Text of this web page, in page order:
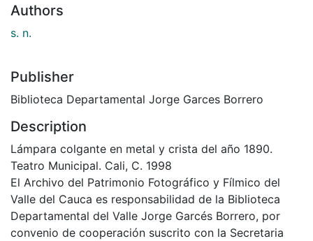
Authors
s. n.
Publisher
Biblioteca Departamental Jorge Garces Borrero
Description
Lámpara colgante en metal y crista del año 1890.
Teatro Municipal. Cali, C. 1998
El Archivo del Patrimonio Fotográfico y Fílmico del
Valle del Cauca es responsabilidad de la Biblioteca
Departamental del Valle Jorge Garcés Borrero, por
convenio de cooperación suscrito con la Secretaria